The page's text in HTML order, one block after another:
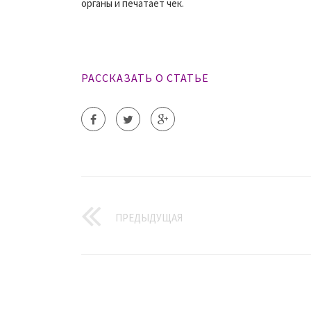
органы и печатает чек.
РАССКАЗАТЬ О СТАТЬЕ
ПРЕДЫДУЩАЯ